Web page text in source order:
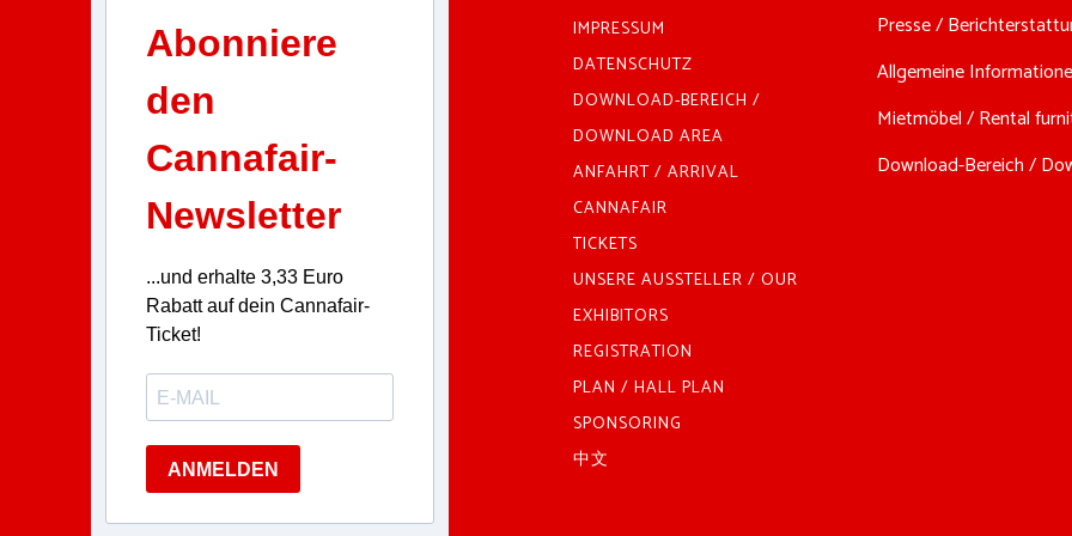
Abonniere
den
Cannafair-
Newsletter
...und erhalte 3,33 Euro
Rabatt auf dein Cannafair-
Ticket!
ANMELDEN
IMPRESSUM
DATENSCHUTZ
DOWNLOAD-BEREICH /
DOWNLOAD AREA
ANFAHRT / ARRIVAL
CANNAFAIR
TICKETS
UNSERE AUSSTELLER / OUR
EXHIBITORS
REGISTRATION
PLAN / HALL PLAN
SPONSORING
中文
Presse /
Allgemeine
Mietmöbel / Rental
Download-Bereich /